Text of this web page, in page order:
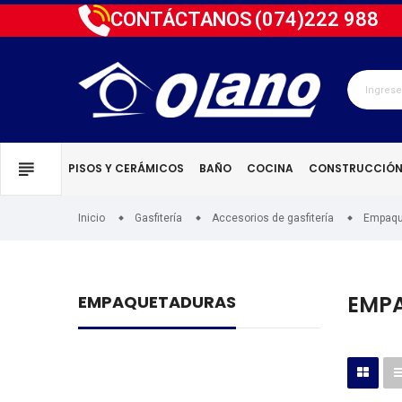
CONTÁCTANOS (074)222 988
PISOS Y CERÁMICOS BAÑO COCINA CONSTRUCCIÓN
Inicio Gasfitería Accesorios de gasfitería
EMPAQUETADURAS